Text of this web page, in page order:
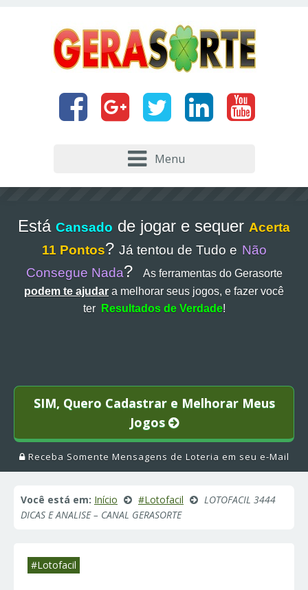
Menu
Está Cansado de jogar e sequer Acerta
11 Pontos? Já tentou de Tudo e Não
Consegue Nada?
As ferramentas do Gerasorte
podem te ajudar a melhorar seus jogos, e fazer você
ter
Resultados de Verdade!
SIM, Quero Cadastrar e Melhorar Meus
Jogos
Receba Somente Mensagens de Loteria em seu e-Mail
Você está em: Início #Lotofacil
LOTOFACIL 3444
DICAS E ANALISE – CANAL GERASORTE
#Lotofacil